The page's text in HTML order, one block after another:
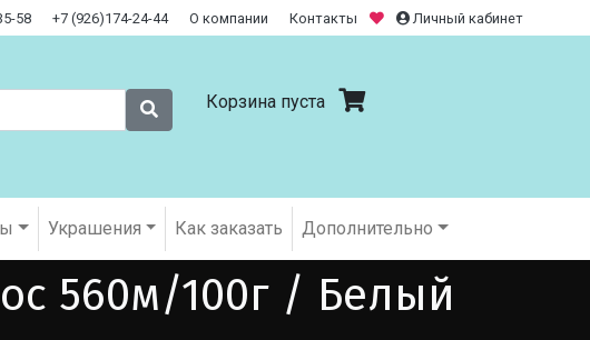
58 +7 (926)174-24-44 О компании Контакты Личный кабинет
Корзина пуста
Украшения Как заказать Дополнительно
560м/100г / Белый